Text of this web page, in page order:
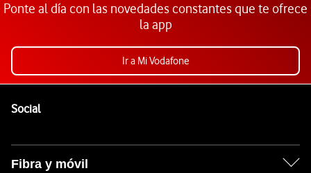
Ponte al día con las novedades constantes que te ofrece
la app
Ir a Mi Vodafone
SocialEnlaces a las redes sociales de Vodafone
Fibra y móvil